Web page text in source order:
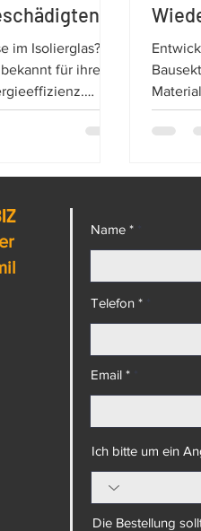
im Isolierglas?
für ihre
Fällen
– was sowohl
der
und
Name *
Telefon *
Email *
Ich bitte um ein
Die Bestellung